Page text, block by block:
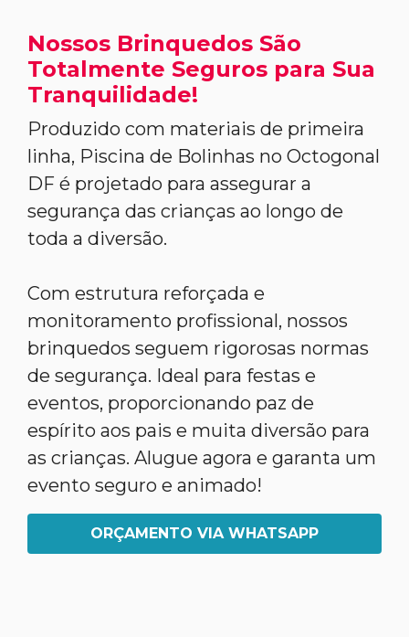
Nossos Brinquedos São
Totalmente Seguros para Sua
Tranquilidade!
Produzido com materiais de primeira
linha, Piscina de Bolinhas no Octogonal
DF é projetado para assegurar a
segurança das crianças ao longo de
toda a diversão.
Com estrutura reforçada e
monitoramento profissional, nossos
brinquedos seguem rigorosas normas
de segurança. Ideal para festas e
eventos, proporcionando paz de
espírito aos pais e muita diversão para
as crianças. Alugue agora e garanta um
evento seguro e animado!
ORÇAMENTO VIA WHATSAPP